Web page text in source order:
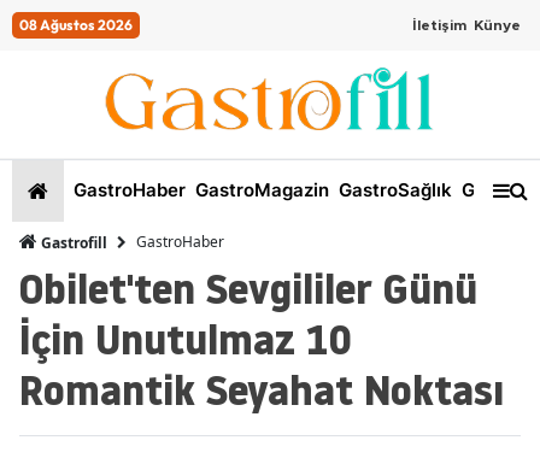
08 Ağustos 2026 İletişim Künye
GastroHaber GastroMagazin GastroSağlık
Gastrofill GastroHaber
Obilet'ten Sevgililer Günü
İçin Unutulmaz 10
Romantik Seyahat Noktası